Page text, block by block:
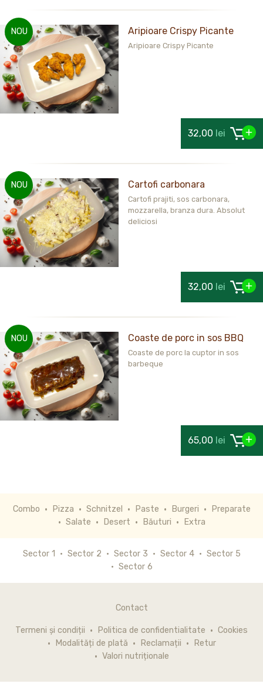
NOU Aripioare Crispy Picante
Aripioare Crispy Picante
32,00 lei
NOU Cartofi carbonara
Cartofi prajiti, sos carbonara,
mozzarella, branza dura. Absolut
deliciosi
32,00 lei
NOU Coaste de porc in sos BBQ
Coaste de porc la cuptor in sos
barbeque
65,00 lei
Combo Pizza Schnitzel Paste Burgeri
Preparate
Salate
Desert Băuturi Extra
Sector 1 Sector 2 Sector 3 Sector 4
Sector 5
Sector 6
Contact
Termeni și condiții Politica de confidentialitate
Cookies
Modalități de plată
Reclamații
Retur
Valori nutriționale